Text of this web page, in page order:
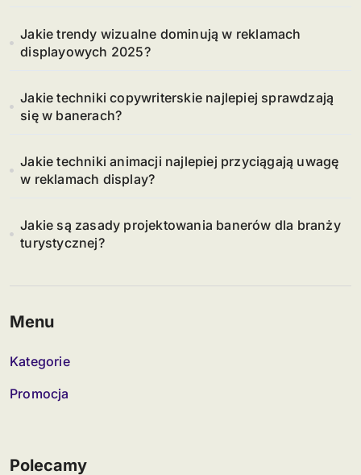
Jakie trendy wizualne dominują w reklamach
displayowych 2025?
Jakie techniki copywriterskie najlepiej sprawdzają
się w banerach?
Jakie techniki animacji najlepiej przyciągają uwagę
w reklamach display?
Jakie są zasady projektowania banerów dla branży
turystycznej?
Menu
Kategorie
Promocja
Polecamy